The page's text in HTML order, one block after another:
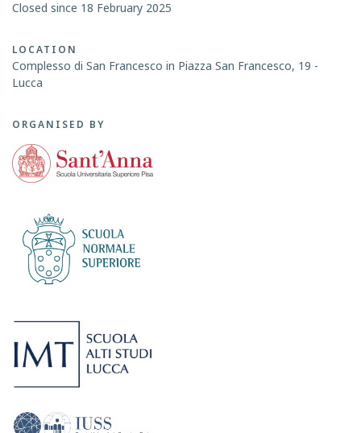
Closed since 18 February 2025
LOCATION
Complesso di San Francesco in Piazza San Francesco, 19 -
Lucca
ORGANISED BY